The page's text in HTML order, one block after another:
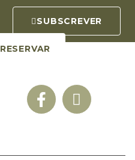
RESERVAR
SUBSCREVER